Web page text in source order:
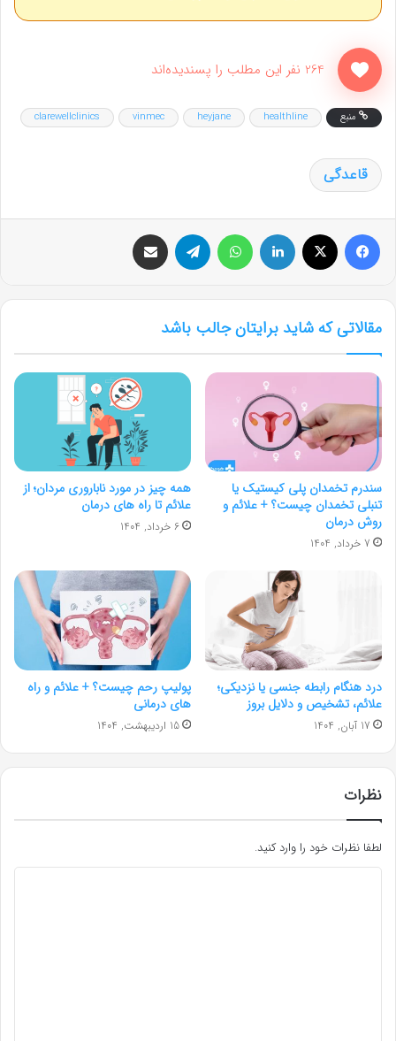
264 نفر این مطلب را پسندیده‌اند
منبع healthline
heyjane
vinmec
clarewellclinics
قاعدگی
مقالاتی که شاید برایتان جالب باشد
سندرم تخمدان پلی کیستیک یا
تنبلی تخمدان چیست؟ + علائم و
روش درمان
7 خرداد, 1404
همه چیز در مورد ناباروری مردان؛ از
علائم تا راه های درمان
6 خرداد, 1404
درد هنگام رابطه جنسی یا نزدیکی؛
علائم، تشخیص و دلایل بروز
17 آبان, 1404
پولیپ رحم چیست؟ + علائم و راه‌
های درمانی
15 اردیبهشت, 1404
نظرات
لطفا نظرات خود را وارد کنید.